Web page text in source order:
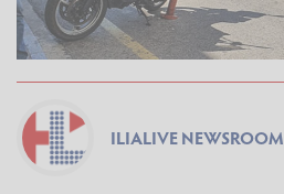
ILIALIVE NEWSROOM